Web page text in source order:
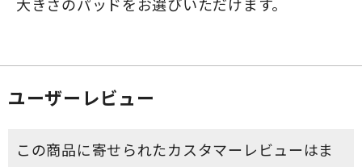
ユーザーレビュー
この商品に寄せられたカスタマーレビューはま